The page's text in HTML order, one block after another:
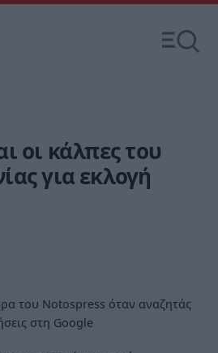
οι κάλπες του
για εκλογή
του Notospress όταν αναζητάς
στη Google